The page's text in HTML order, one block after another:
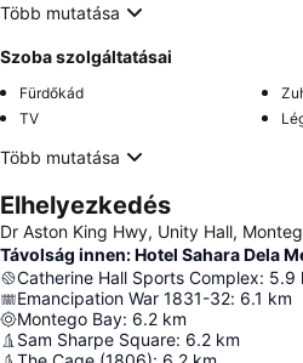
Több mutatása
Szoba szolgáltatásai
Fürdőkád
TV
Több mutatása
Elhelyezkedés
Dr Aston King Hwy, Unity Hall,
Távolság innen: Hotel Sahara Dela
Catherine Hall Sports Complex: 5.9
Emancipation War 1831-32: 6.1 km
Montego Bay: 6.2 km
Sam Sharpe Square: 6.2 km